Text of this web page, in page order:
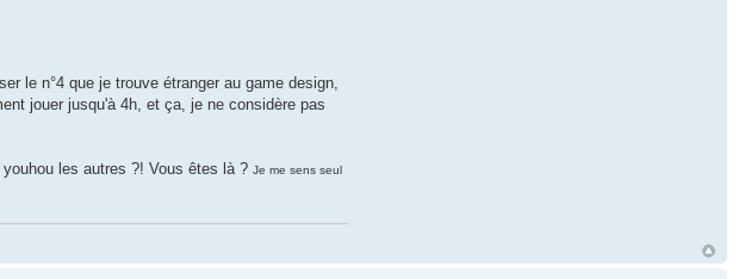
le n°4 que je trouve étranger au game design,
jouer jusqu'à 4h, et ça, je ne considère pas
les autres ?! Vous êtes là ? Je me sens seul